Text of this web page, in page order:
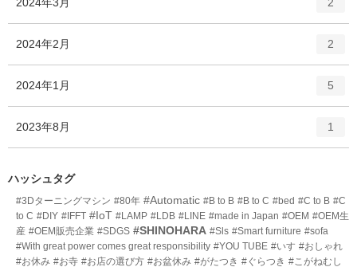
ー
ー
2
2024年2月
ー
2
2024年1月
ー
5
2023年8月
リ
数
1
ハッシュタグ
#3Dターニングマシン #80年 #Automatic #B to B #B to C #bed #C to B #C
to C #DIY #IFFT #IoT #LAMP #LDB #LINE #made in Japan #OEM #OEM生
産 #OEM販売企業 #SDGS #SHINOHARA #Sls #Smart furniture #sofa
#With great power comes great responsibility #YOU TUBE #いす #おしゃれ
#お休み #お寺 #お店の選び方 #お盆休み #がたつき #ぐらつき #こがねむし